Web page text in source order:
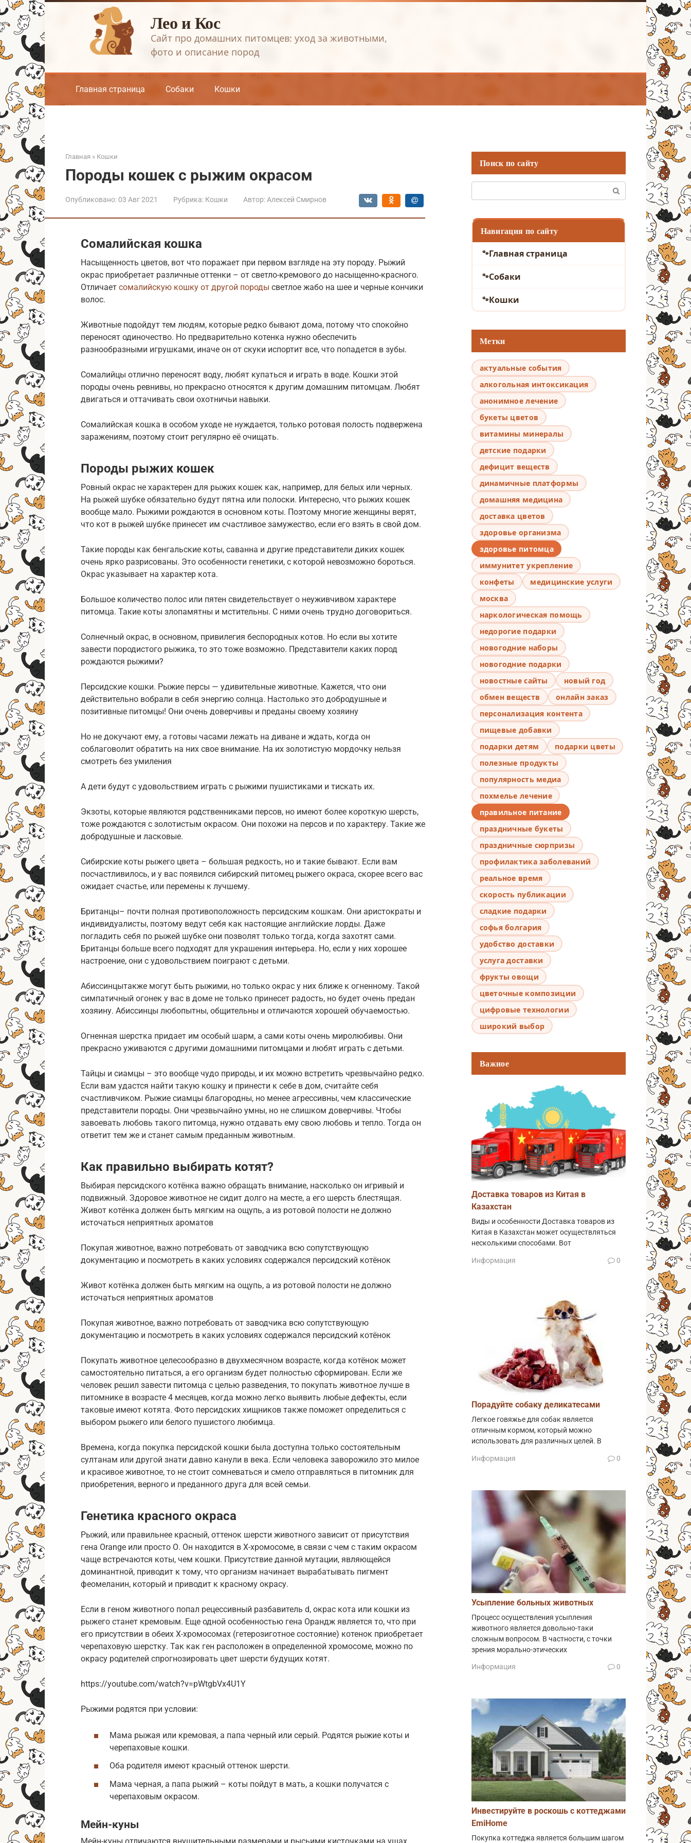
Перейти
к
контенту
Лео и Кос
Сайт про домашних питомцев: уход за животными,
фото и описание пород
Главная страница Собаки Кошки
Главная » Кошки
Породы кошек с рыжим окрасом
Опубликовано: 03 Авг 2021 Рубрика: Кошки Автор: Алексей Смирнов
Сомалийская кошка
Насыщенность цветов, вот что поражает при первом взгляде на эту породу. Рыжий
окрас приобретает различные оттенки – от светло-кремового до насыщенно-красного.
Отличает сомалийскую кошку от другой породы светлое жабо на шее и черные кончики
волос.
Животные подойдут тем людям, которые редко бывают дома, потому что спокойно
переносят одиночество. Но предварительно котенка нужно обеспечить
разнообразными игрушками, иначе он от скуки испортит все, что попадется в зубы.
Сомалийцы отлично переносят воду, любят купаться и играть в воде. Кошки этой
породы очень ревнивы, но прекрасно относятся к другим домашним питомцам. Любят
двигаться и оттачивать свои охотничьи навыки.
Сомалийская кошка в особом уходе не нуждается, только ротовая полость подвержена
заражениям, поэтому стоит регулярно её очищать.
Породы рыжих кошек
Ровный окрас не характерен для рыжих кошек как, например, для белых или черных.
На рыжей шубке обязательно будут пятна или полоски. Интересно, что рыжих кошек
вообще мало. Рыжими рождаются в основном коты. Поэтому многие женщины верят,
что кот в рыжей шубке принесет им счастливое замужество, если его взять в свой дом.
Такие породы как бенгальские коты, саванна и другие представители диких кошек
очень ярко разрисованы. Это особенности генетики, с которой невозможно бороться.
Окрас указывает на характер кота.
Большое количество полос или пятен свидетельствует о неуживчивом характере
питомца. Такие коты злопамятны и мстительны. С ними очень трудно договориться.
Солнечный окрас, в основном, привилегия беспородных котов. Но если вы хотите
завести породистого рыжика, то это тоже возможно. Представители каких пород
рождаются рыжими?
Персидские кошки. Рыжие персы — удивительные животные. Кажется, что они
действительно вобрали в себя энергию солнца. Настолько это добродушные и
позитивные питомцы! Они очень доверчивы и преданы своему хозяину
Но не докучают ему, а готовы часами лежать на диване и ждать, когда он
соблаговолит обратить на них свое внимание. На их золотистую мордочку нельзя
смотреть без умиления
А дети будут с удовольствием играть с рыжими пушистиками и тискать их.
Экзоты, которые являются родственниками персов, но имеют более короткую шерсть,
тоже рождаются с золотистым окрасом. Они похожи на персов и по характеру. Такие же
добродушные и ласковые.
Сибирские коты рыжего цвета – большая редкость, но и такие бывают. Если вам
посчастливилось, и у вас появился сибирский питомец рыжего окраса, скорее всего вас
ожидает счастье, или перемены к лучшему.
Британцы– почти полная противоположность персидским кошкам. Они аристократы и
индивидуалисты, поэтому ведут себя как настоящие английские лорды. Даже
погладить себя по рыжей шубке они позволят только тогда, когда захотят сами.
Британцы больше всего подходят для украшения интерьера. Но, если у них хорошее
настроение, они с удовольствием поиграют с детьми.
Абиссинцытакже могут быть рыжими, но только окрас у них ближе к огненному. Такой
симпатичный огонек у вас в доме не только принесет радость, но будет очень предан
хозяину. Абиссинцы любопытны, общительны и отличаются хорошей обучаемостью.
Огненная шерстка придает им особый шарм, а сами коты очень миролюбивы. Они
прекрасно уживаются с другими домашними питомцами и любят играть с детьми.
Тайцы и сиамцы – это вообще чудо природы, и их можно встретить чрезвычайно редко.
Если вам удастся найти такую кошку и принести к себе в дом, считайте себя
счастливчиком. Рыжие сиамцы благородны, но менее агрессивны, чем классические
представители породы. Они чрезвычайно умны, но не слишком доверчивы. Чтобы
завоевать любовь такого питомца, нужно отдавать ему свою любовь и тепло. Тогда он
ответит тем же и станет самым преданным животным.
Как правильно выбирать котят?
Выбирая персидского котёнка важно обращать внимание, насколько он игривый и
подвижный. Здоровое животное не сидит долго на месте, а его шерсть блестящая.
Живот котёнка должен быть мягким на ощупь, а из ротовой полости не должно
источаться неприятных ароматов
Покупая животное, важно потребовать от заводчика всю сопутствующую
документацию и посмотреть в каких условиях содержался персидский котёнок
Живот котёнка должен быть мягким на ощупь, а из ротовой полости не должно
источаться неприятных ароматов
Покупая животное, важно потребовать от заводчика всю сопутствующую
документацию и посмотреть в каких условиях содержался персидский котёнок
Покупать животное целесообразно в двухмесячном возрасте, когда котёнок может
самостоятельно питаться, а его организм будет полностью сформирован. Если же
человек решил завести питомца с целью разведения, то покупать животное лучше в
питомнике в возрасте 4 месяцев, когда можно легко выявить любые дефекты, если
таковые имеют котята. Фото персидских хищников также поможет определиться с
выбором рыжего или белого пушистого любимца.
Времена, когда покупка персидской кошки была доступна только состоятельным
султанам или другой знати давно канули в века. Если человека заворожило это милое
и красивое животное, то не стоит сомневаться и смело отправляться в питомник для
приобретения, верного и преданного друга для всей семьи.
Генетика красного окраса
Рыжий, или правильнее красный, оттенок шерсти животного зависит от присутствия
гена Orange или просто О. Он находится в X-хромосоме, в связи с чем с таким окрасом
чаще встречаются коты, чем кошки. Присутствие данной мутации, являющейся
доминантной, приводит к тому, что организм начинает вырабатывать пигмент
феомеланин, который и приводит к красному окрасу.
Если в геном животного попал рецессивный разбавитель d, окрас кота или кошки из
рыжего станет кремовым. Еще одной особенностью гена Орандж является то, что при
его присутствии в обеих Х-хромосомах (гетерозиготное состояние) котенок приобретает
черепаховую шерстку. Так как ген расположен в определенной хромосоме, можно по
окрасу родителей спрогнозировать цвет шерсти будущих котят.
https://youtube.com/watch?v=pWtgbVx4U1Y
Рыжими родятся при условии:
Мама рыжая или кремовая, а папа черный или серый. Родятся рыжие коты и
черепаховые кошки.
Оба родителя имеют красный оттенок шерсти.
Мама черная, а папа рыжий – коты пойдут в мать, а кошки получатся с
черепаховым окрасом.
Мейн-куны
Поиск по сайту
Навигация по сайту
Главная страница
Собаки
Кошки
Метки
актуальные события
алкогольная интоксикация
анонимное лечение
букеты цветов
витамины минералы
детские подарки
дефицит веществ
динамичные платформы
домашняя медицина
доставка цветов
здоровье организма
здоровье питомца
иммунитет укрепление
конфеты
медицинские услуги
москва
наркологическая помощь
недорогие подарки
новогодние наборы
новогодние подарки
новостные сайты
новый год
обмен веществ
онлайн заказ
персонализация контента
пищевые добавки
подарки детям
подарки цветы
полезные продукты
популярность медиа
похмелье лечение
правильное питание
праздничные букеты
праздничные сюрпризы
профилактика заболеваний
реальное время
скорость публикации
сладкие подарки
софья болгария
удобство доставки
услуга доставки
фрукты овощи
цветочные композиции
цифровые технологии
широкий выбор
Важное
Доставка товаров из Китая в
Казахстан
Виды и особенности Доставка товаров из
Китая в Казахстан может осуществляться
несколькими способами. Вот
Информация 0
Порадуйте собаку деликатесами
Легкое говяжье для собак является
отличным кормом, который можно
использовать для различных целей. В
Информация 0
Усыпление больных животных
Процесс осуществления усыпления
животного является довольно-таки
сложным вопросом. В частности, с точки
зрения морально-этических
Информация 0
Инвестируйте в роскошь с коттеджами
EmiHome
Покупка коттеджа является большим шагом